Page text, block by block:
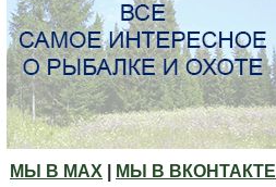
МЫ В МАХ МЫ В ВКОНТАКТЕ